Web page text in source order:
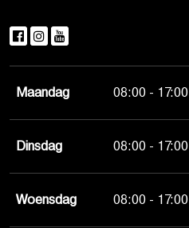
Maandag 08:00 - 17:00
Dinsdag 08:00 - 17:00
Woensdag 08:00 - 17:00